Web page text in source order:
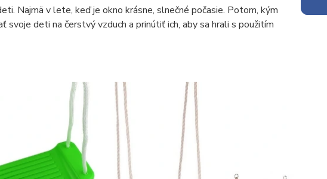
Najmä v lete, keď je okno krásne, slnečné počasie. Potom, kým
deti na čerstvý vzduch a prinútiť ich, aby sa hrali s použitím